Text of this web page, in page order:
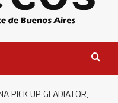
PICK UP GLADIATOR,